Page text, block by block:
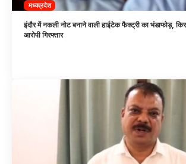
मध्यप्रदेश
इंदौर में नकली नोट बनाने वाली हाईटेक फैक्ट्री का भंडाफोड़,
आरोपी गिरफ्तार